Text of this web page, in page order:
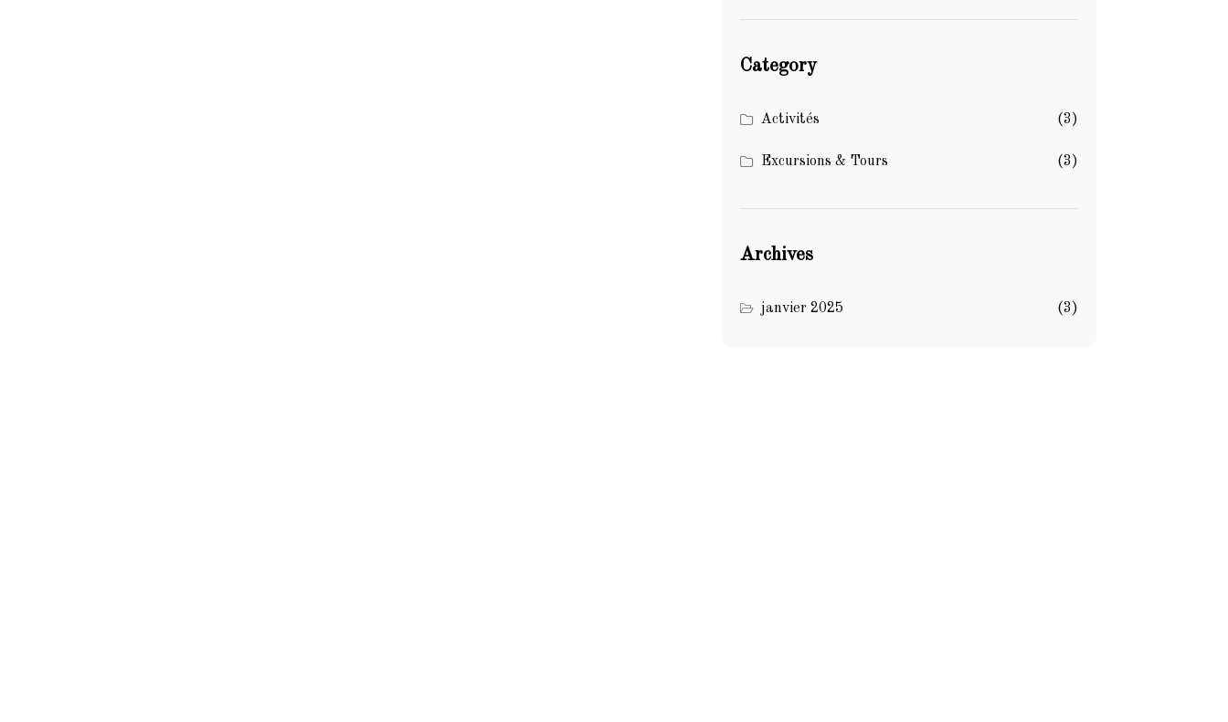
Category
Activités (3)
Excursions & Tours (3)
Archives
janvier 2025 (3)